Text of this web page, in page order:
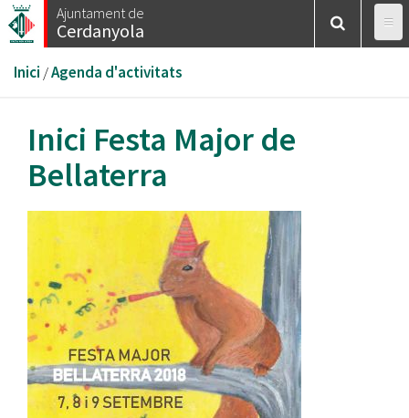
Vés
al
Ajuntament de
Cerdanyola
Esteu
aquí
Inici /Agenda d'activitats
Inici Festa Major de
Bellaterra